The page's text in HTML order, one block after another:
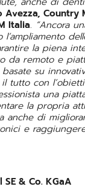
Avezza, Country
Italia. “Ancora
la piena
da remoto e
su
tutto con
una
la propria
anche di
e
& Co. KGaA